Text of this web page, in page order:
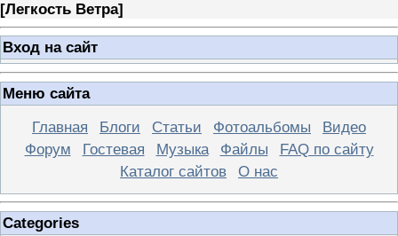
[Легкость Ветра]
Вход на сайт
Меню сайта
Главная
Блоги Статьи Фотоальбомы
Видео
Форум
Гостевая Музыка Файлы
FAQ по сайту
Каталог сайтов
О нас
Categories